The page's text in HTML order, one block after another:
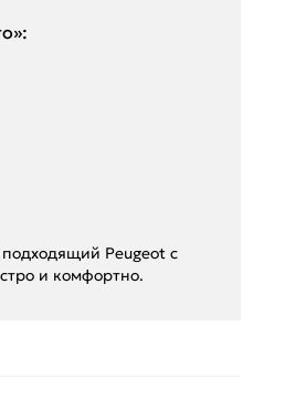
подходящий Peugeot с
и комфортно.